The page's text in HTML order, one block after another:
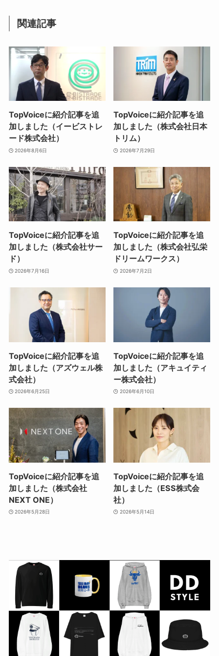
関連記事
TopVoiceに紹介記事を追
加しました（イービストレ
ード株式会社）
2026年8月6日
TopVoiceに紹介記事を追
加しました（株式会社日本
トリム）
2026年7月29日
TopVoiceに紹介記事を追
加しました（株式会社サー
ド）
2026年7月16日
TopVoiceに紹介記事を追
加しました（株式会社弘栄
ドリームワークス）
2026年7月2日
TopVoiceに紹介記事を追
加しました（アズウェル株
式会社）
2026年6月25日
TopVoiceに紹介記事を追
加しました（アキュイティ
ー株式会社）
2026年6月10日
TopVoiceに紹介記事を追
加しました（株式会社
NEXT ONE）
2026年5月28日
TopVoiceに紹介記事を追
加しました（ESS株式会
社）
2026年5月14日